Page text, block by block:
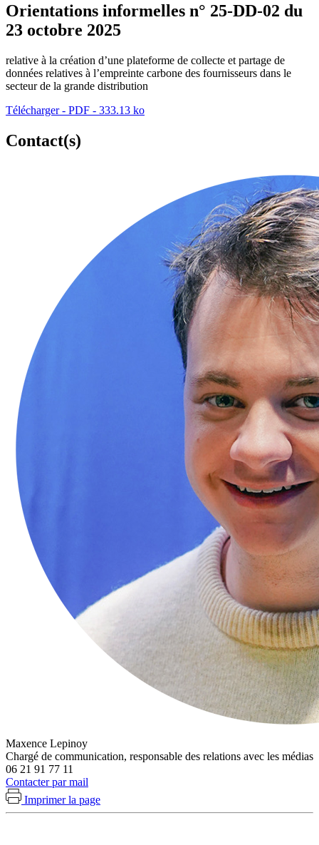
Orientations informelles n° 25-DD-02 du
23 octobre 2025
relative à la création d’une plateforme de collecte et partage de
données relatives à l’empreinte carbone des fournisseurs dans le
secteur de la grande distribution
Télécharger - PDF - 333.13 ko
Contact(s)
Maxence Lepinoy
Chargé de communication, responsable des relations avec les médias
06 21 91 77 11
Contacter par mail
Imprimer la page